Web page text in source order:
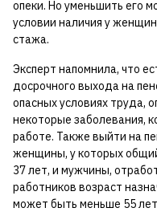
опеки. Но уменьшить его
условии наличия у
стажа.
Эксперт напомнила, что
досрочного выхода на
опасных условиях труда,
некоторые заболевания,
работе. Также выйти на
женщины, у которых
37 лет, и мужчины,
работников возраст
может быть меньше 55